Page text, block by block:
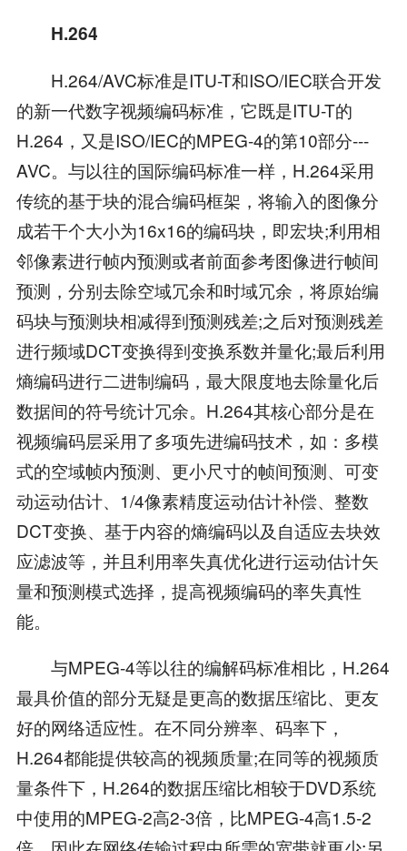
H.264
H.264/AVC标准是ITU-T和ISO/IEC联合开发
的新一代数字视频编码标准，它既是ITU-T的
H.264，又是ISO/IEC的MPEG-4的第10部分---
AVC。与以往的国际编码标准一样，H.264采用
传统的基于块的混合编码框架，将输入的图像分
成若干个大小为16x16的编码块，即宏块;利用相
邻像素进行帧内预测或者前面参考图像进行帧间
预测，分别去除空域冗余和时域冗余，将原始编
码块与预测块相减得到预测残差;之后对预测残差
进行频域DCT变换得到变换系数并量化;最后利用
熵编码进行二进制编码，最大限度地去除量化后
数据间的符号统计冗余。H.264其核心部分是在
视频编码层采用了多项先进编码技术，如：多模
式的空域帧内预测、更小尺寸的帧间预测、可变
动运动估计、1/4像素精度运动估计补偿、整数
DCT变换、基于内容的熵编码以及自适应去块效
应滤波等，并且利用率失真优化进行运动估计矢
量和预测模式选择，提高视频编码的率失真性
能。
与MPEG-4等以往的编解码标准相比，H.264
最具价值的部分无疑是更高的数据压缩比、更友
好的网络适应性。在不同分辨率、码率下，
H.264都能提供较高的视频质量;在同等的视频质
量条件下，H.264的数据压缩比相较于DVD系统
中使用的MPEG-2高2-3倍，比MPEG-4高1.5-2